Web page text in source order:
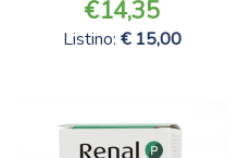
14,35
Listino: 15,00